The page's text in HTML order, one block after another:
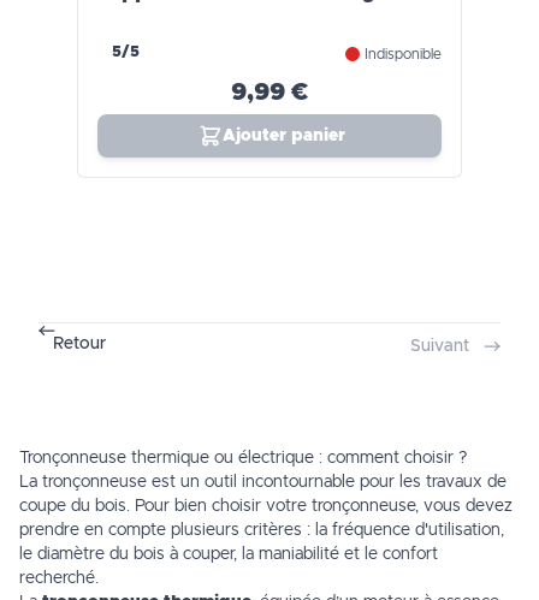
5/5 Indisponible
9,99 €
Ajouter panier
Retour Suivant
Tronçonneuse thermique ou électrique : comment choisir ?
La tronçonneuse est un outil incontournable pour les travaux de
coupe du bois. Pour bien choisir votre tronçonneuse, vous devez
prendre en compte plusieurs critères : la fréquence d'utilisation,
le diamètre du bois à couper, la maniabilité et le confort
recherché.